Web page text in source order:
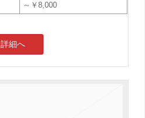
～￥8,000
詳細へ